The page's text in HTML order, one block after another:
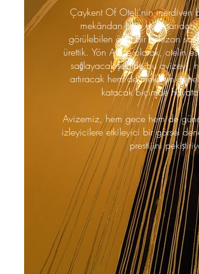
Çaykent Of Oteli'nin merdiven
mekândan hem de
görülebilen özel bir helezon
ürettik. Yön Avize olarak, otelin
sağlayacak şekilde bu avizeyi,
artıracak hem de mekânın genel
katacak biçimde
Avizemiz, hem gece hem de
izleyicilere etkileyici bir görsel
prestijini